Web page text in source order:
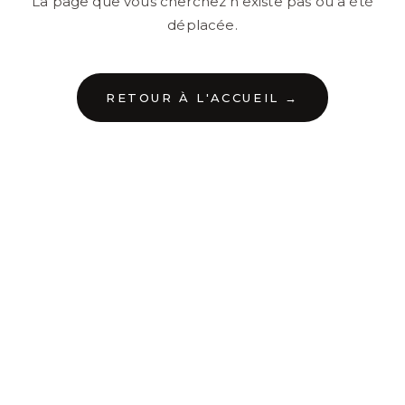
déplacée.
RETOUR À L'ACCUEIL →